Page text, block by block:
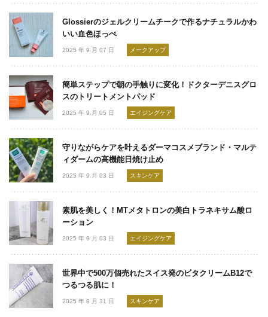
Glossierのジェルクリームチークで作るナチュラルかわ
いい血色ほっぺ
2025 年 9 月 07 日 メークアップ
簡単ステップで朝の手触りに変化！ドクターデニスグロ
スのトリートメントパッド
2025 年 9 月 05 日 エイジングケア
守りながらケアを叶えるダーマコスメブランド・マルテ
ィダームの高機能日焼け止め
2025 年 9 月 03 日 スキンケア
素肌を美しく！MTメタトロンの美白トラネキサム酸ロ
ーション
2025 年 9 月 03 日 エイジングケア
世界中で500万個売れたスイス発のビタクリームB12で
つるつる肌に！
2025 年 8 月 31 日 スキンケア